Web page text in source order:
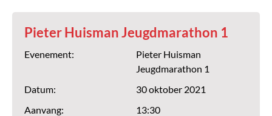
Pieter Huisman Jeugdmarathon 1
Evenement:
Pieter Huisman
Jeugdmarathon 1
Datum:
30 oktober 2021
Aanvang:
13:30